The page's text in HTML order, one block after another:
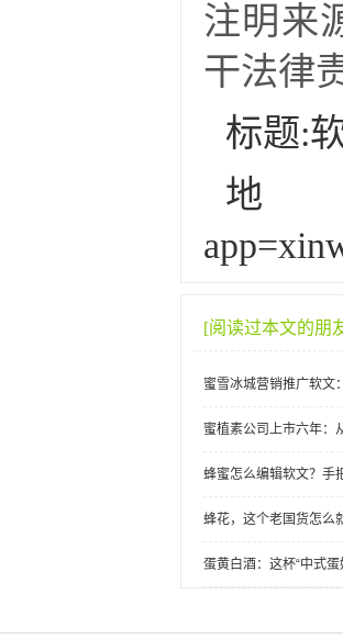
注明来
干法律
标题:
地
[阅读过本文的朋
蜜雪冰城营销推广软文
蜜植素公司上市六年：
蜂蜜怎么编辑软文？手
蜂花，这个老国货怎么
蛋黄白酒：这杯“中式